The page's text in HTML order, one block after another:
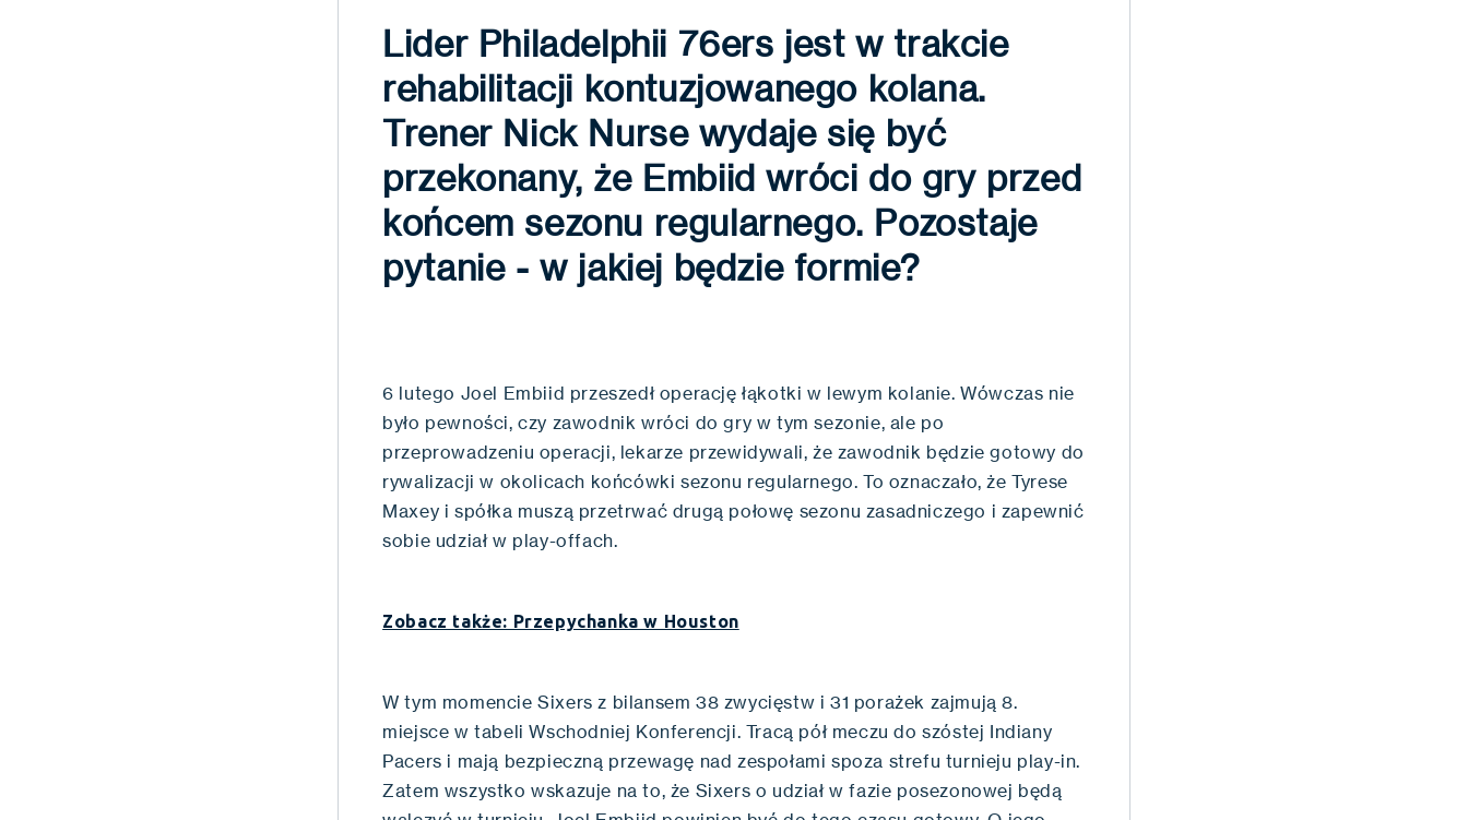
Lider Philadelphii 76ers jest w trakcie
rehabilitacji kontuzjowanego kolana.
Trener Nick Nurse wydaje się być
przekonany, że Embiid wróci do gry przed
końcem sezonu regularnego. Pozostaje
pytanie - w jakiej będzie formie?
6 lutego Joel Embiid przeszedł operację łąkotki w lewym kolanie. Wówczas nie
było pewności, czy zawodnik wróci do gry w tym sezonie, ale po
przeprowadzeniu operacji, lekarze przewidywali, że zawodnik będzie gotowy do
rywalizacji w okolicach końcówki sezonu regularnego. To oznaczało, że Tyrese
Maxey i spółka muszą przetrwać drugą połowę sezonu zasadniczego i zapewnić
sobie udział w play-offach.
Zobacz także: Przepychanka w Houston
W tym momencie Sixers z bilansem 38 zwycięstw i 31 porażek zajmują 8.
miejsce w tabeli Wschodniej Konferencji. Tracą pół meczu do szóstej Indiany
Pacers i mają bezpieczną przewagę nad zespołami spoza strefu turnieju play-in.
Zatem wszystko wskazuje na to, że Sixers o udział w fazie posezonowej będą